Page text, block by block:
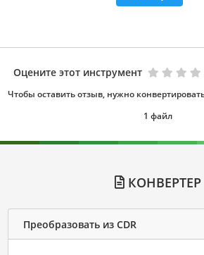
Оцените этот инструмент
Чтобы оставить отзыв, нужно
1 файл
КОНВЕРТЕР
Преобразовать из CDR